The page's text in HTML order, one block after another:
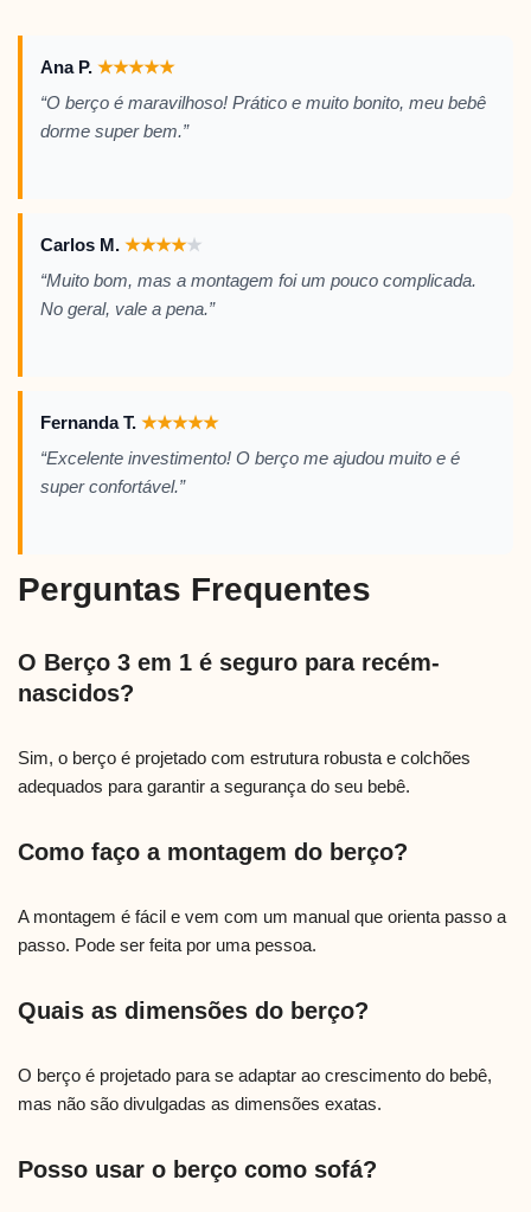
Ana P. ★★★★★
“O berço é maravilhoso! Prático e muito bonito, meu bebê
dorme super bem.”
Carlos M. ★★★★★
“Muito bom, mas a montagem foi um pouco complicada.
No geral, vale a pena.”
Fernanda T. ★★★★★
“Excelente investimento! O berço me ajudou muito e é
super confortável.”
Perguntas Frequentes
O Berço 3 em 1 é seguro para recém-
nascidos?
Sim, o berço é projetado com estrutura robusta e colchões
adequados para garantir a segurança do seu bebê.
Como faço a montagem do berço?
A montagem é fácil e vem com um manual que orienta passo a
passo. Pode ser feita por uma pessoa.
Quais as dimensões do berço?
O berço é projetado para se adaptar ao crescimento do bebê,
mas não são divulgadas as dimensões exatas.
Posso usar o berço como sofá?